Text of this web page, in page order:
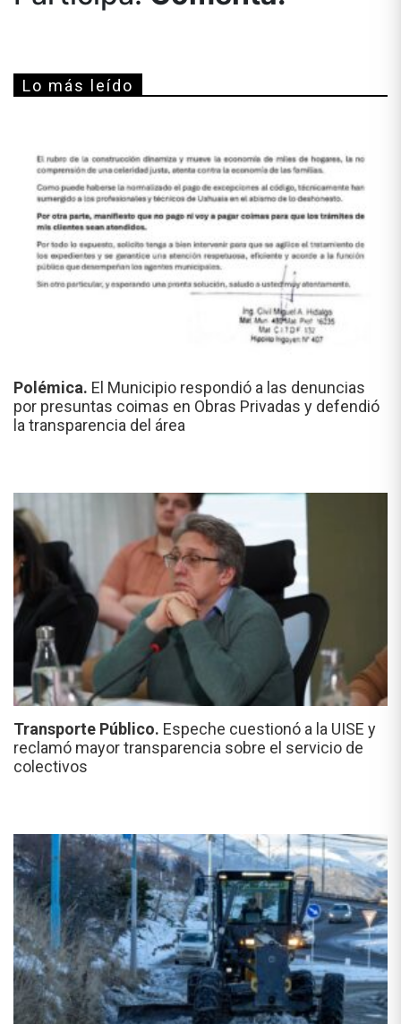
Lo más leído
Polémica. El Municipio respondió a las denuncias
por presuntas coimas en Obras Privadas y defendió
la transparencia del área
Transporte Público. Espeche cuestionó a la UISE y
reclamó mayor transparencia sobre el servicio de
colectivos